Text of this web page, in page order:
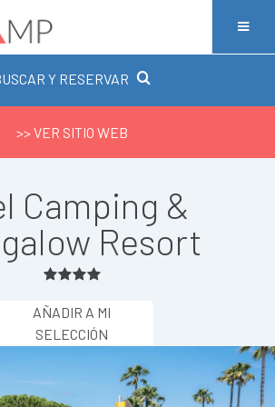
Y RESERVAR
>> VER SITIO WEB
Camping &
Resort
AÑADIR A MI
SELECCIÓN